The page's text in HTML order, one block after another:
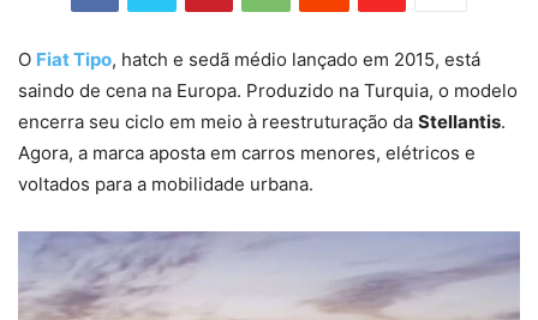
O Fiat Tipo, hatch e sedã médio lançado em 2015, está
saindo de cena na Europa. Produzido na Turquia, o modelo
encerra seu ciclo em meio à reestruturação da Stellantis.
Agora, a marca aposta em carros menores, elétricos e
voltados para a mobilidade urbana.